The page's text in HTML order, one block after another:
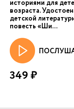
историями для
возраста.
детской
повесть «Ши...
349 ₽